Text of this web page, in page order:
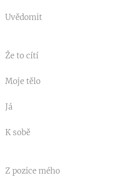
Uvědomit
Že to cítí
Moje tělo
Já
K sobě
Z pozice mého